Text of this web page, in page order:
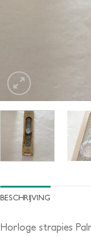
BESCHRIJVING
Horloge strapies